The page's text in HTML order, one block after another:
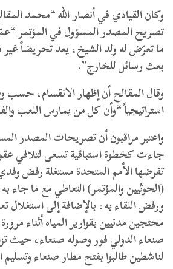
وكان القيادي في أنصار الله “محمد
تصريح المصدر المسؤول في المؤتمر
ما تعرّض له ولد الشيخ، يعد تحريضاً
بعث رسائل للخارج”.
وقال المقالح أن إظهار الانقسام،
استراتيجياً “وأن كل من يمارس اللعب
واعتبر مراقبون أن تصريحات المصدر
جاءت كخطوة استباقية تسعى لتلافي
تفرضها الأمم المتحدة مستغلة رفض
(الحوثيين والمؤتمر) التعاطي مع ما جاء
ورفض اللقاء به، بالإضافة إلى استغلال
محتجين مدنيين بقوارير المياه أثناء
صنعاء الدولي فور وصوله صنعاء، حيث
لناشطين طالبوا بفتح مطار صنعاء وتسليم